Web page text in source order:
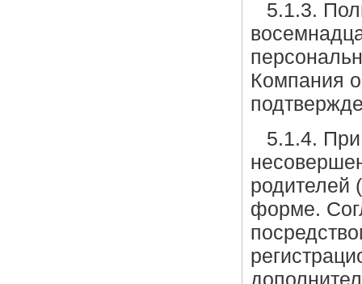
5.1.3.
Компания
5.1.4.
родителей
форме.